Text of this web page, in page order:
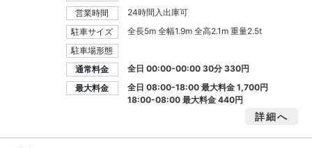
営業時間
24時間入出庫可
駐車サイズ
全長5m 全幅1.9m 全高2.1m 重量2.5t
駐車場形態
通常料金
全日 00:00-00:00 30分 330円
最大料金
全日 08:00-18:00 最大料金1,700円
18:00-08:00 最大料金440円
詳細へ